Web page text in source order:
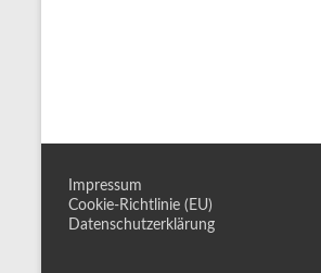
Impressum
Cookie-Richtlinie (EU)
Datenschutzerklärung